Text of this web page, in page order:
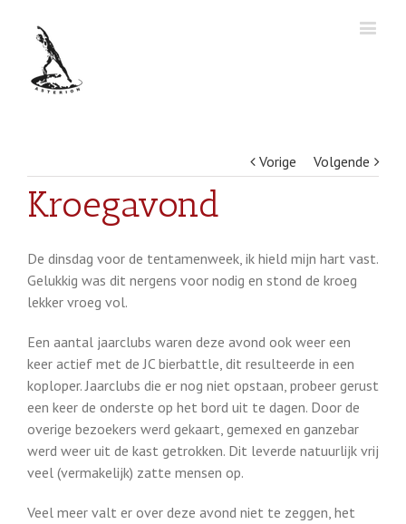
Vorige Volgende
Kroegavond
De dinsdag voor de tentamenweek, ik hield mijn hart vast.
Gelukkig was dit nergens voor nodig en stond de kroeg
lekker vroeg vol.
Een aantal jaarclubs waren deze avond ook weer een
keer actief met de JC bierbattle, dit resulteerde in een
koploper. Jaarclubs die er nog niet opstaan, probeer gerust
een keer de onderste op het bord uit te dagen. Door de
overige bezoekers werd gekaart, gemexed en ganzebar
werd weer uit de kast getrokken. Dit leverde natuurlijk vrij
veel (vermakelijk) zatte mensen op.
Veel meer valt er over deze avond niet te zeggen, het